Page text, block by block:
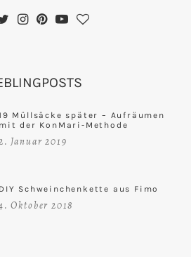
Müllsäcke später – Aufräumen
mit der KonMari-Methode
Januar 2019
DIY Schweinchenkette aus Fimo
Oktober 2018